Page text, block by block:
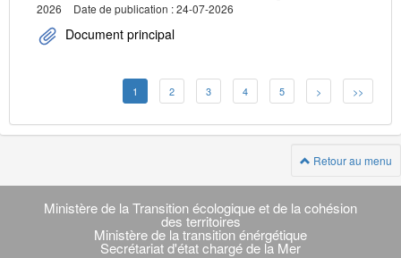
2026
Date de publication : 24-07-2026
Document principal
1 2 3 4 5 > >>
Retour au menu
Navigation
transverse
Ministère de la Transition écologique et de la cohésion
des territoires
Ministère de la transition énérgétique
Secrétariat d'état chargé de la Mer